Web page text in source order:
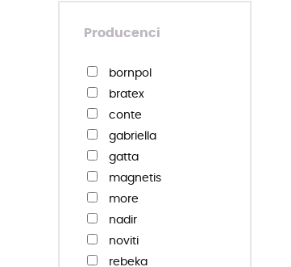
Producenci
bornpol
bratex
conte
gabriella
gatta
magnetis
more
nadir
noviti
rebeka